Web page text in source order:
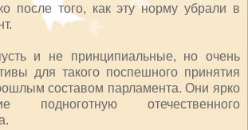
после того, как эту норму убрали в
и не принципиальные, но очень
для такого поспешного принятия
составом парламента. Они ярко
подноготную отечественного